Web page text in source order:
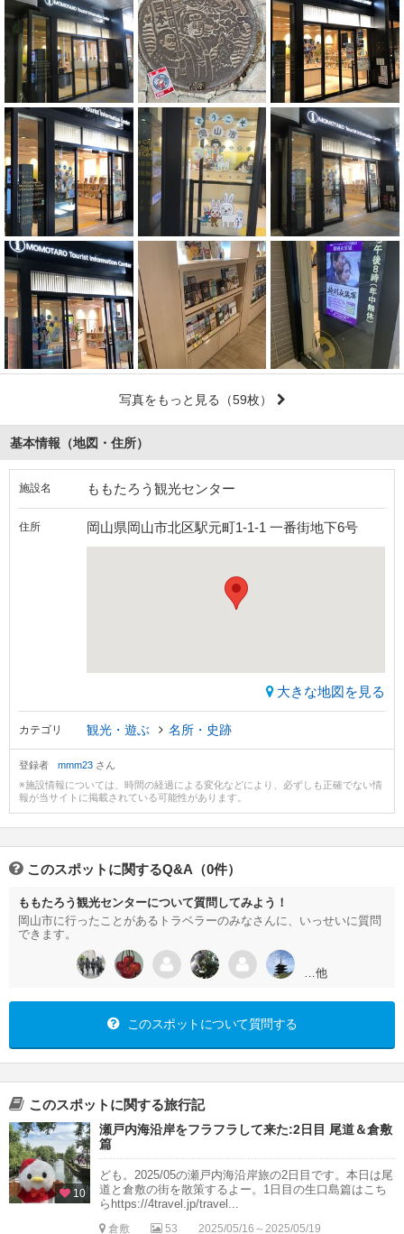
写真をもっと見る （59枚）
基本情報（地図・住所）
施設名 ももたろう観光センター
住所 岡山県岡山市北区駅元町1-1-1 一番街地下6号
大きな地図を見る
カテゴリ 観光・遊ぶ 名所・史跡
登録者 mmm23 さん
※施設情報については、時間の経過による変化などにより、必ずしも正確でない情
報が当サイトに掲載されている可能性があります。
このスポットに関するQ&A（0件）
ももたろう観光センターについて質問してみよう！
岡山市に行ったことがあるトラベラーのみなさんに、いっせいに質問
できます。
…他
このスポットについて質問する
このスポットに関する旅行記
10
瀬戸内海沿岸をフラフラして来た:2日目 尾道＆倉敷
篇
ども。2025/05の瀬戸内海沿岸旅の2日目です。本日は尾
道と倉敷の街を散策するよー。1日目の生口島篇はこち
らhttps://4travel.jp/travel...
倉敷 53 2025/05/16～2025/05/19